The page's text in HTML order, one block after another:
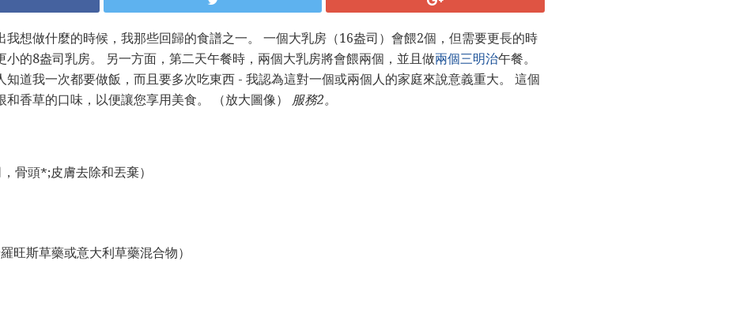
我想做什麼的時候，我那些回歸的食譜之一。 一個大乳房（16盎司）會餵2個，但需要更長的時
小的8盎司乳房。 另一方面，第二天午餐時，兩個大乳房將會餵兩個，並且做兩個三明治午餐。
知道我一次都要做飯，而且要多次吃東西 - 我認為這對一個或兩個人的家庭來說意義重大。 這個
和香草的口味，以便讓您享用美食。 （放大圖像） 服務2。
骨頭*;皮膚去除和丟棄）
旺斯草藥或意大利草藥混合物）